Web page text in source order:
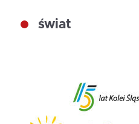
świat